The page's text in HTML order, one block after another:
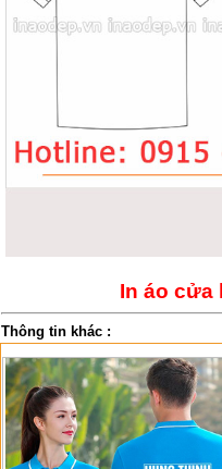
In áo cửa
Thông tin khác :